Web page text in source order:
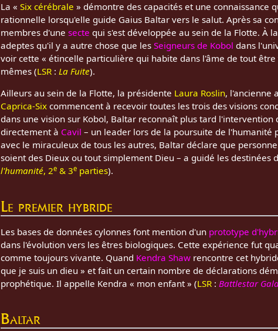
La «Six cérébrale » démontre des capacités et une connaissance
rationnelle lorsqu'elle guide Gaius Baltar vers le salut. Après sa
membres d'unesecte qui s'est développée au sein de la Flotte. À
adeptes qu'il y a autre chose que lesSeigneurs de Kobol dans
voir cette « étincelle particulière qui habite dans l'âme de tout
mêmes (LSR :La Fuite).
Ailleurs au sein de la Flotte, la présidente Laura Roslin, l'ancienne
Caprica-Six commencent à recevoir toutes les trois des visions
dans une vision sur Kobol, Baltar reconnaît plus tard l'intervention
directement à Cavil – un leader lors de la poursuite de l'humanité
avec le miraculeux de tous les autres, Baltar déclare que
soient des Dieux ou tout simplement Dieu – a guidé les destinées
l'humanité, 2e & 3e parties).
Le premier hybride
Les bases de données cylonnes font mention d'un prototype
dans l'évolution vers les êtres biologiques. Cette expérience fut
comme toujours vivante. Quand Kendra Shaw rencontre cet
que je suis un dieu » et fait un certain nombre de déclarations
prophétique. Il appelle Kendra « mon enfant » (LSR : Battlestar
Baltar